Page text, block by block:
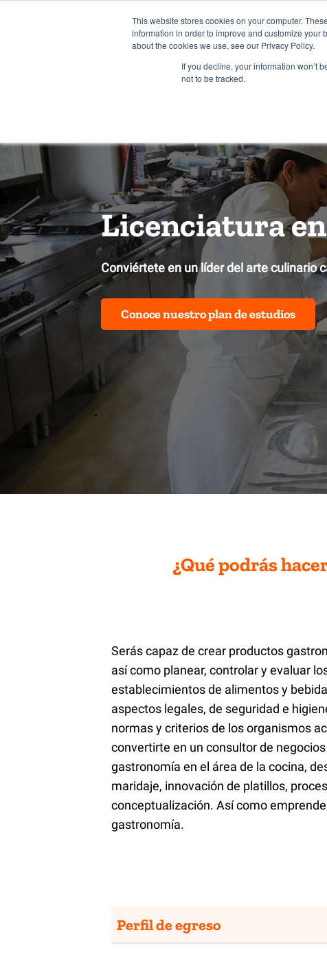
This website stores cookies on your computer.
information in order to improve and customize your
about the cookies we use, see our Privacy Policy.
If you decline, your information won’t
not to be tracked.
Licenciatura
Conviértete en un líder del arte culinario
Conoce nuestro plan de estudios
¿Qué podrás
Serás capaz de crear productos
así como planear, controlar y evaluar
establecimientos de alimentos y
aspectos legales, de seguridad e
normas y criterios de los organismos
convertirte en un consultor de
gastronomía en el área de la cocina,
maridaje, innovación de platillos,
conceptualización. Así como
gastronomía.
Perfil de egreso